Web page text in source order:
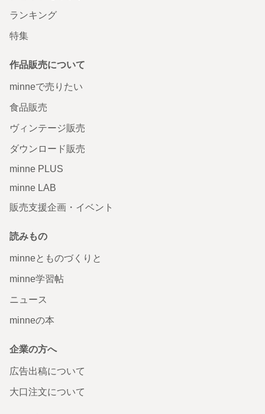
ランキング
特集
作品販売について
minneで売りたい
食品販売
ヴィンテージ販売
ダウンロード販売
minne PLUS
minne LAB
販売支援企画・イベント
読みもの
minneとものづくりと
minne学習帖
ニュース
minneの本
企業の方へ
広告出稿について
大口注文について